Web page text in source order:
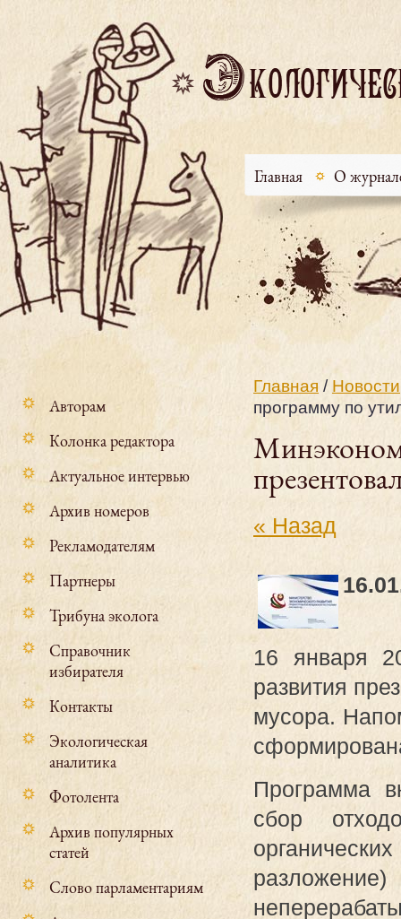
Главная О
Главная / Новости
программу по
« Назад
16 января
развития
мусора.
Программа
сбор
Авторам
Колонка редактора
Актуальное интервью
Архив номеров
Рекламодателям
Партнеры
Трибуна эколога
Справочник
избирателя
Контакты
Экологичеcкая
аналитика
Фотолента
Архив популярных
статей
Слово парламентариям